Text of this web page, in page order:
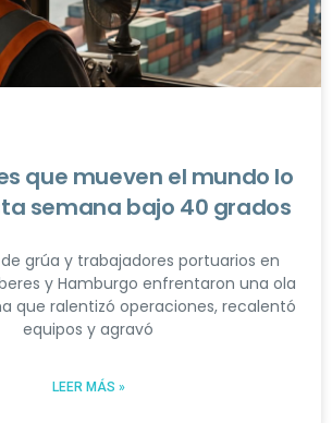
que mueven el mundo lo
semana bajo 40 grados
grúa y trabajadores portuarios en
y Hamburgo enfrentaron una ola
que ralentizó operaciones, recalentó
equipos y agravó
LEER MÁS »